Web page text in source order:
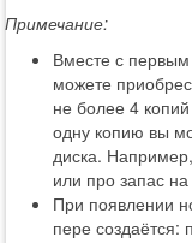
Примечание:
Вместе с первым
можете
не более 4
одну копию вы
диска.
или про запас
При появлении
пере создаётся: